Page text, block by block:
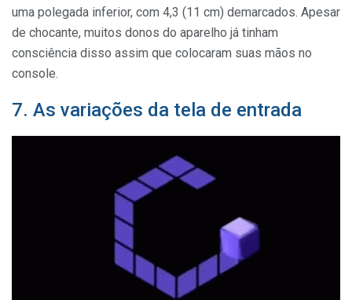
uma polegada inferior, com 4,3 (11 cm) demarcados. Apesar
de chocante, muitos donos do aparelho já tinham
consciência disso assim que colocaram suas mãos no
console.
7. As variações da tela de entrada